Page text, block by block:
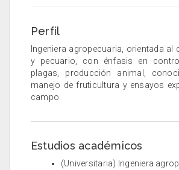
Perfil
Ingeniera agropecuaria, orientada al
y pecuario, con énfasis en
plagas, producción animal,
manejo de fruticultura y ensayos
campo.
Estudios académicos
(Universitaria) Ingeniera